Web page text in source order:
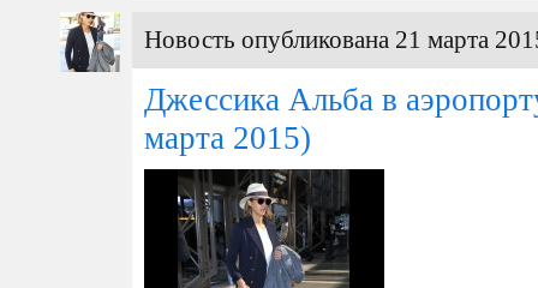
Новость опубликована 21 марта
Джессика Альба в
марта 2015)